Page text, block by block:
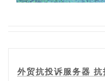
外贸抗投诉服务器